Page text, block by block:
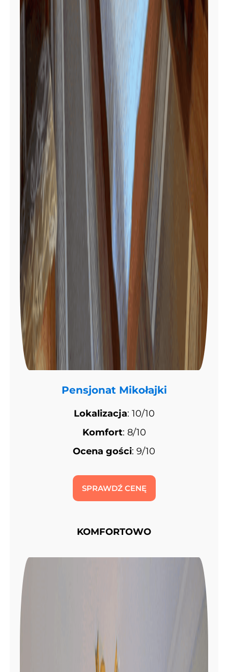
Pensjonat Mikołajki
Lokalizacja: 10/10
Komfort: 8/10
Ocena gości: 9/10
SPRAWDŹ CENĘ
KOMFORTOWO